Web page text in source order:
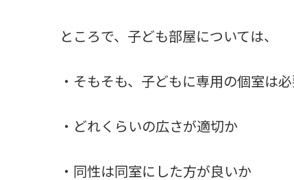
ところで、子ども部屋については、
・そもそも、子どもに専用の個室は
・どれくらいの広さが適切か
・同性は同室にした方が良いか